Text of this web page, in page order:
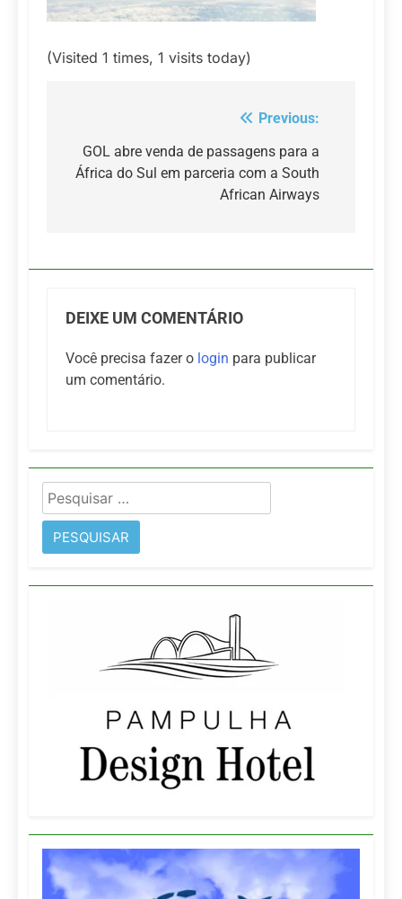
(Visited 1 times, 1 visits today)
de
Previous:
GOL abre venda de passagens para a
África do Sul em parceria com a South
African Airways
DEIXE UM COMENTÁRIO
Você precisa fazer o login para publicar
um comentário.
Pesquisar
por: